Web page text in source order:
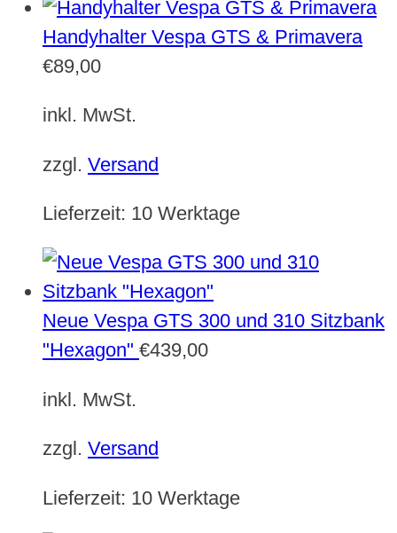
Handyhalter Vespa GTS & Primavera
€89,00
inkl. MwSt.
zzgl. Versand
Lieferzeit: 10 Werktage
Neue Vespa GTS 300 und 310 Sitzbank
"Hexagon" €439,00
inkl. MwSt.
zzgl. Versand
Lieferzeit: 10 Werktage